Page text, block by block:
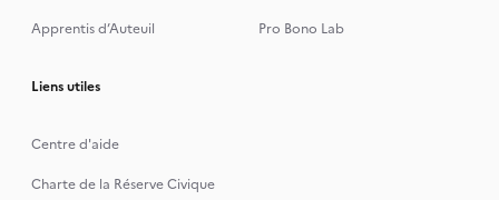
Apprentis d’Auteuil
Pro Bono Lab
Liens utiles
Centre d'aide
Charte de la Réserve Civique